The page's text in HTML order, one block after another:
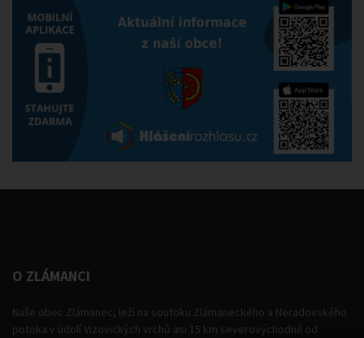
O ZLÁMANCI
Naše obec Zlámanec, leží na soutoku Zlámaneckého a Neradovského
potoka v údolí Vizovických vrchů asi 15 km severovýchodně od